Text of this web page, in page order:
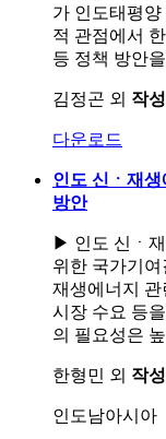
가 인도태평
적 관점에서
등 정책 방안
김정곤 외 작
다운로드
인도 신ㆍ재
방안
▶ 인도 신ㆍ
위한 국가기여
재생에너지
시장 수요 등
의 필요성은
한형민 외 작
인도남아시아